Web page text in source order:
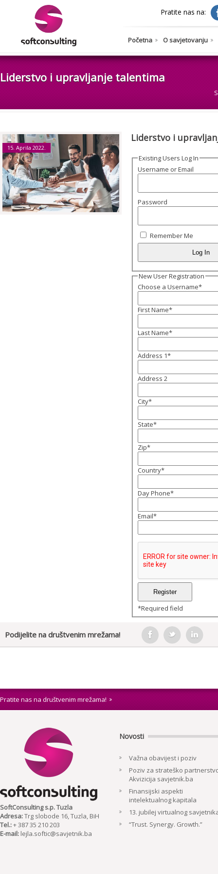
Pratite nas na:
Početna O savjetovanju
Liderstvo i upravljanje talentima
15. Aprila 2022.
Liderstvo i
Existing Users Log In
Username or Email
Password
Remember Me
New User Registration
Choose a Username*
First Name*
Last Name*
Address 1*
Address 2
City*
State*
Zip*
Country*
Day Phone*
Email*
*Required field
Podijelite na društvenim mrežama!
Pratite nas na društvenim mrežama!
SoftConsulting s.p. Tuzla
Adresa:Trg slobode 16, Tuzla, BiH
Tel.:+ 387 35 210 203
E-mail: lejla.softic@savjetnik.ba
Novosti
Važna obavijest i poziv
Poziv za strateško
Akvizicija savjetnik.ba
Finansijski aspekti
intelektualnog kapitala
13. jubilej virtualnog
“Trust. Synergy. Growth.”